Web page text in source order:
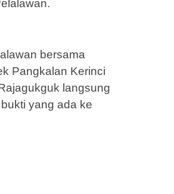
bersama
Pangkalan Kerinci
langsung
yang ada ke